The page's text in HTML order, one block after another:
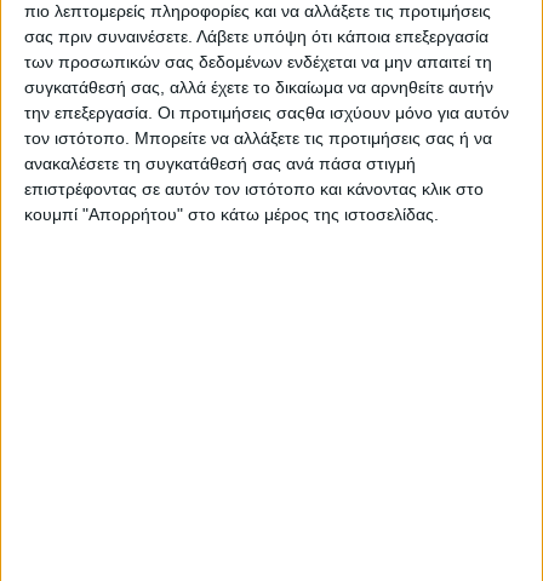
πιο λεπτομερείς πληροφορίες και να αλλάξετε τις προτιμήσεις
σας πριν συναινέσετε. Λάβετε υπόψη ότι κάποια επεξεργασία
των προσωπικών σας δεδομένων ενδέχεται να μην απαιτεί τη
συγκατάθεσή σας, αλλά έχετε το δικαίωμα να αρνηθείτε αυτήν
την επεξεργασία. Οι προτιμήσεις σαςθα ισχύουν μόνο για αυτόν
τον ιστότοπο. Μπορείτε να αλλάξετε τις προτιμήσεις σας ή να
ανακαλέσετε τη συγκατάθεσή σας ανά πάσα στιγμή
επιστρέφοντας σε αυτόν τον ιστότοπο και κάνοντας κλικ στο
κουμπί "Απορρήτου" στο κάτω μέρος της ιστοσελίδας.